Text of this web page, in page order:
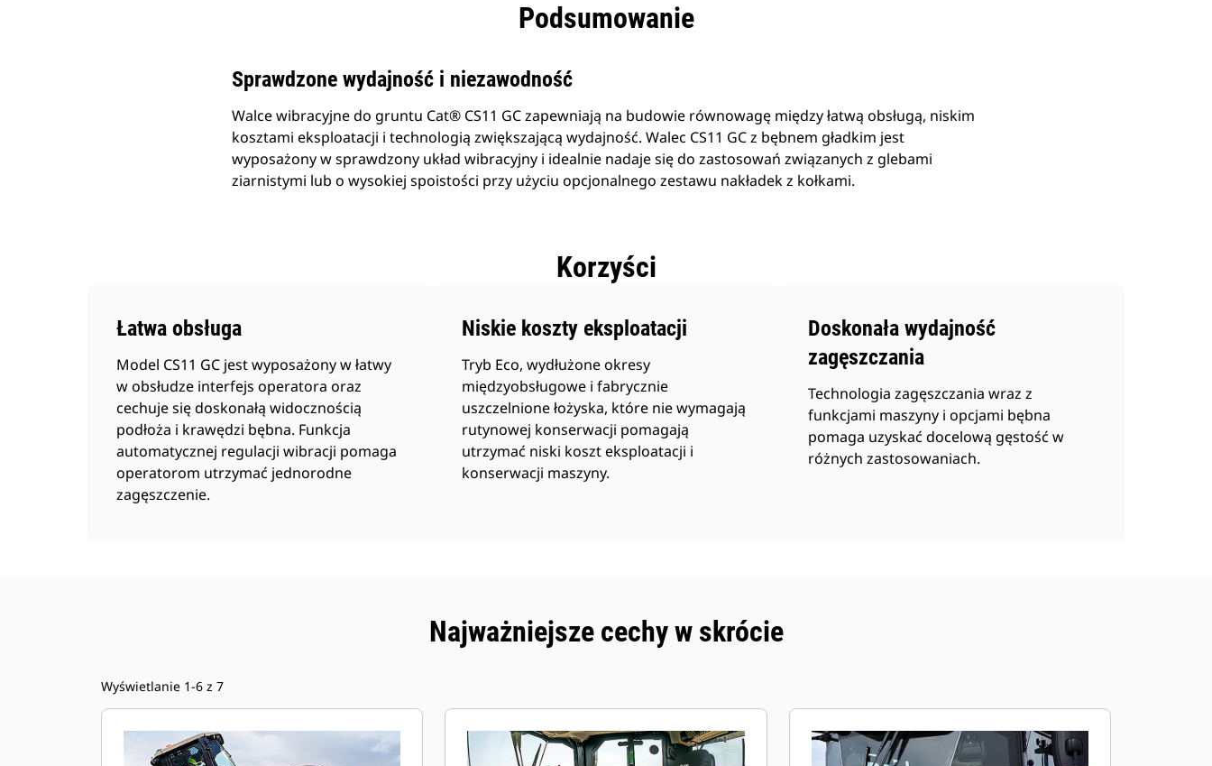
Podsumowanie
Sprawdzone wydajność i niezawodność
Walce wibracyjne do gruntu Cat® CS11 GC zapewniają na budowie równowagę między łatwą obsługą, niskim
kosztami eksploatacji i technologią zwiększającą wydajność. Walec CS11 GC z bębnem gładkim jest
wyposażony w sprawdzony układ wibracyjny i idealnie nadaje się do zastosowań związanych z glebami
ziarnistymi lub o wysokiej spoistości przy użyciu opcjonalnego zestawu nakładek z kołkami.
Korzyści
Łatwa obsługa
Model CS11 GC jest wyposażony w łatwy
w obsłudze interfejs operatora oraz
cechuje się doskonałą widocznością
podłoża i krawędzi bębna. Funkcja
automatycznej regulacji wibracji pomaga
operatorom utrzymać jednorodne
zagęszczenie.
Niskie koszty eksploatacji
Tryb Eco, wydłużone okresy
międzyobsługowe i fabrycznie
uszczelnione łożyska, które nie wymagają
rutynowej konserwacji pomagają
utrzymać niski koszt eksploatacji i
konserwacji maszyny.
Doskonała wydajność
zagęszczania
Technologia zagęszczania wraz z
funkcjami maszyny i opcjami bębna
pomaga uzyskać docelową gęstość w
różnych zastosowaniach.
Najważniejsze cechy w skrócie
Wyświetlanie 1-6 z 7